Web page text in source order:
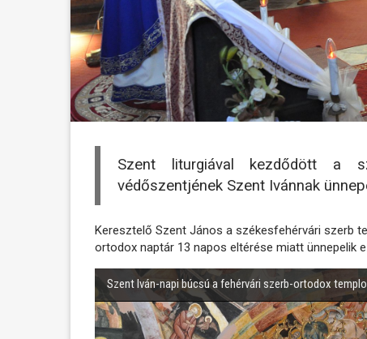
Szent liturgiával kezdődött a
védőszentjének Szent Ivánnak
Keresztelő Szent János a székesfehérvári szerb
ortodox naptár 13 napos eltérése miatt ünnepelik
Szent Iván-napi búcsú a fehérvári szerb-ortodox